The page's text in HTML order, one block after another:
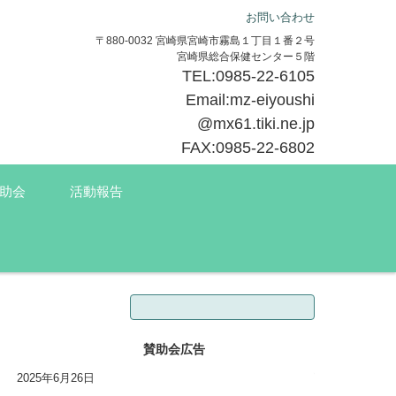
お問い合わせ
〒880-0032 宮崎県宮崎市霧島１丁目１番２号
宮崎県総合保健センター５階
TEL:0985-22-6105
Email:mz-eiyoushi
@mx61.tiki.ne.jp
FAX:0985-22-6802
会 活動報告
2025年6月26日
検索:
賛助会広告